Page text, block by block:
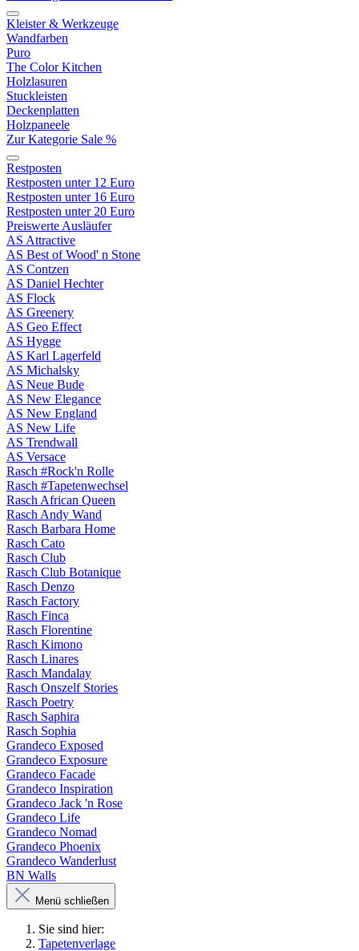
Kleister & Werkzeuge
Wandfarben
Puro
The Color Kitchen
Holzlasuren
Stuckleisten
Deckenplatten
Holzpaneele
Zur Kategorie Sale %
Restposten
Restposten unter 12 Euro
Restposten unter 16 Euro
Restposten unter 20 Euro
Preiswerte Ausläufer
AS Attractive
AS Best of Wood' n Stone
AS Contzen
AS Daniel Hechter
AS Flock
AS Greenery
AS Geo Effect
AS Hygge
AS Karl Lagerfeld
AS Michalsky
AS Neue Bude
AS New Elegance
AS New England
AS New Life
AS Trendwall
AS Versace
Rasch #Rock'n Rolle
Rasch #Tapetenwechsel
Rasch African Queen
Rasch Andy Wand
Rasch Barbara Home
Rasch Cato
Rasch Club
Rasch Club Botanique
Rasch Denzo
Rasch Factory
Rasch Finca
Rasch Florentine
Rasch Kimono
Rasch Linares
Rasch Mandalay
Rasch Onszelf Stories
Rasch Poetry
Rasch Saphira
Rasch Sophia
Grandeco Exposed
Grandeco Exposure
Grandeco Facade
Grandeco Inspiration
Grandeco Jack 'n Rose
Grandeco Life
Grandeco Nomad
Grandeco Phoenix
Grandeco Wanderlust
BN Walls
Menü schließen
Sie sind hier:
Tapetenverlage